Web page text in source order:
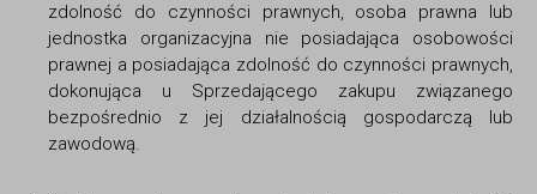
zdolność do czynności prawnych, osoba prawna lub
jednostka organizacyjna nie posiadająca osobowości
prawnej a posiadająca zdolność do czynności prawnych,
dokonująca u Sprzedającego zakupu związanego
bezpośrednio z jej działalnością gospodarczą lub
zawodową.